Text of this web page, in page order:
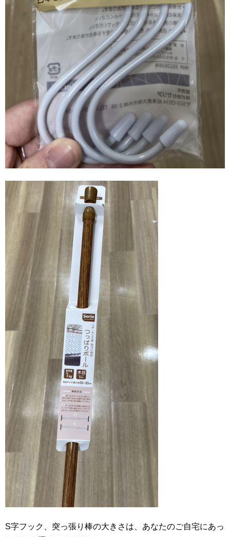
S字フック、突っ張り棒の大きさは、あなたのご自宅にあっ